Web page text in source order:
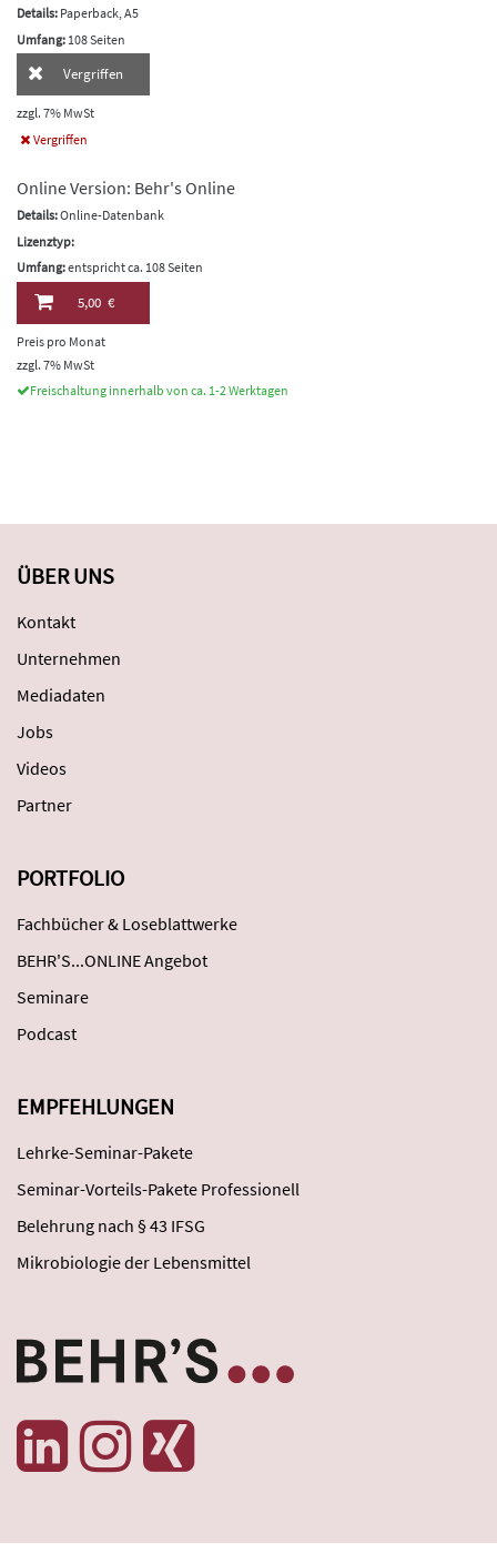
Details: Paperback, A5
Umfang: 108 Seiten
Vergriffen
zzgl. 7% MwSt
Vergriffen
Online Version: Behr's Online
Details:Online-Datenbank
Lizenztyp:
Umfang:entspricht ca. 108 Seiten
5,00 €
Preis pro Monat
zzgl. 7% MwSt
Freischaltung innerhalb von ca. 1-2 Werktagen
ÜBER UNS
Kontakt
Unternehmen
Mediadaten
Jobs
Videos
Partner
PORTFOLIO
Fachbücher & Loseblattwerke
BEHR'S...ONLINE Angebot
Seminare
Podcast
EMPFEHLUNGEN
Lehrke-Seminar-Pakete
Seminar-Vorteils-Pakete Professionell
Belehrung nach § 43 IFSG
Mikrobiologie der Lebensmittel